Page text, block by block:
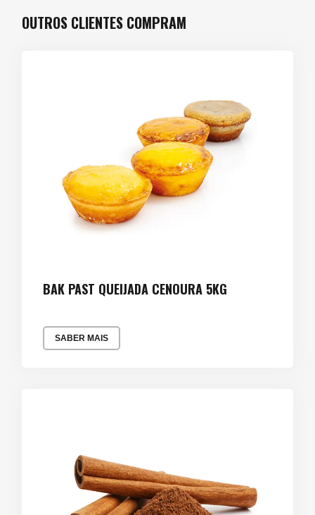
OUTROS CLIENTES COMPRAM
BAK PAST QUEIJADA CENOURA 5KG
SABER MAIS